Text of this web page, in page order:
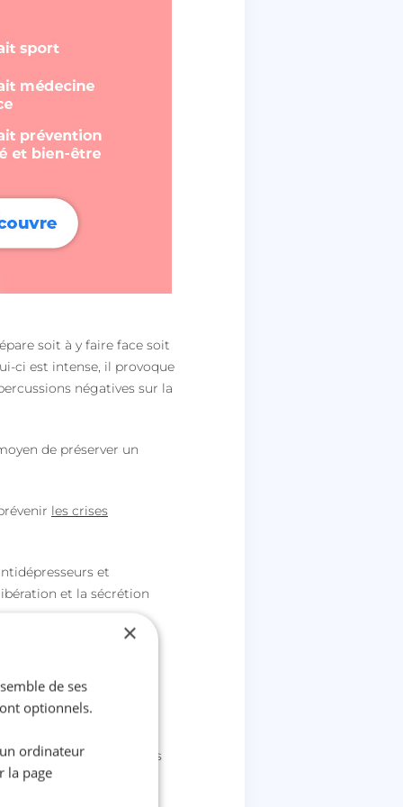
soit à y faire face soit
ci est intense, il provoque
négatives sur la
de préserver un
les crises
et
et la sécrétion
de tirer profit des
×
de ses
optionnels.
ordinateur
la page